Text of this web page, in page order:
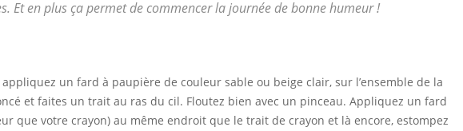
Et en plus ça permet de commencer la journée de bonne humeur !
un fard à paupière de couleur sable ou beige clair, sur l’ensemble de la
et faites un trait au ras du cil. Floutez bien avec un pinceau. Appliquez un fard
que votre crayon) au même endroit que le trait de crayon et là encore, estompez